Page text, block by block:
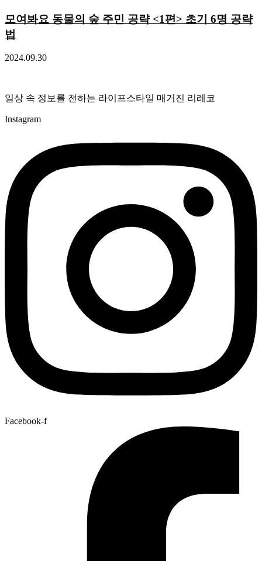
모여봐요 동물의 숲 주민 공략 <1편> 초기 6명 공략
법
2024.09.30
일상 속 정보를 전하는 라이프스타일 매거진 리레코
Instagram
Facebook-f